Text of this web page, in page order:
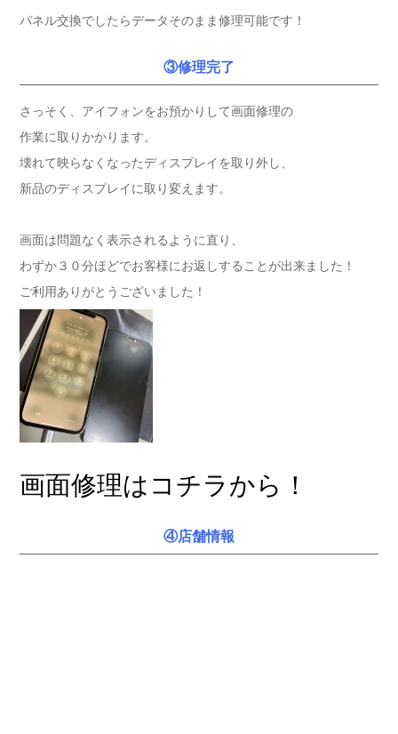
パネル交換でしたらデータそのまま修理可能です！
③修理完了
さっそく、アイフォンをお預かりして画面修理の
作業に取りかかります。
壊れて映らなくなったディスプレイを取り外し、
新品のディスプレイに取り変えます。
画面は問題なく表示されるように直り、
わずか３０分ほどでお客様にお返しすることが出来ました！
ご利用ありがとうございました！
画面修理はコチラから！
④店舗情報